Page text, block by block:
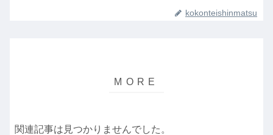
kokonteishinmatsu
関連記事は見つかりませんでした。